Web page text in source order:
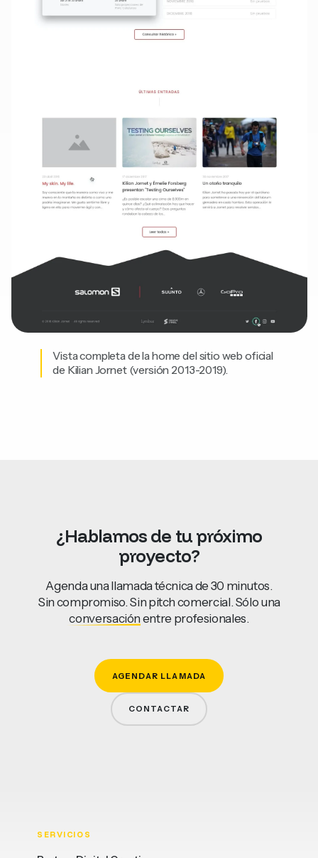
Vista completa de la home del sitio web oficial
de Kilian Jornet (versión 2013-2019).
¿Hablamosde tu próximo
proyecto?
Agenda una llamada técnica de 30 minutos.
Sin compromiso. Sin pitch comercial. Sólo una
conversaciónentre profesionales.
AGENDAR LLAMADA
CONTACTAR
SERVICIOS